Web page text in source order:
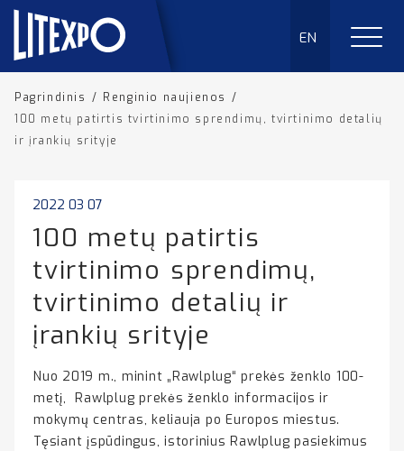
EN
Pagrindinis / Renginio naujienos /
100 metų patirtis tvirtinimo sprendimų, tvirtinimo detalių
ir įrankių srityje
2022 03 07
100 metų patirtis
tvirtinimo sprendimų,
tvirtinimo detalių ir
įrankių srityje
Nuo 2019 m., minint „Rawlplug“ prekės ženklo 100-
metį, Rawlplug prekės ženklo informacijos ir
mokymų centras, keliauja po Europos miestus.
Tęsiant įspūdingus, istorinius Rawlplug pasiekimus